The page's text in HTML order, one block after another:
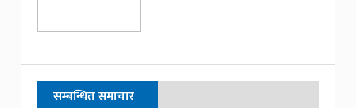
सम्बन्धित समाचार